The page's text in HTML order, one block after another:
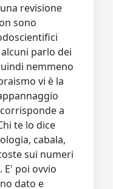
revisione
sono
parlo dei
nemmeno
vi è la
a
te lo dice
cabala,
sui numeri
E' poi ovvio
dato e